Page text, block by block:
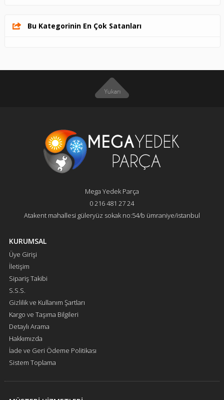
Bu Kategorinin En Çok Satanları
Mega Yedek Parça
0 216 481 27 24
Atakent mahallesi güleryüz sokak no:54/b ümraniye/istanbul
KURUMSAL
Üye Girişi
İletişim
Sipariş Takibi
S.S.S.
Gizlilik ve Kullanım Şartları
Kargo ve Taşıma Bilgileri
Detaylı Arama
Hakkımızda
İade ve Geri Ödeme Politikası
Sistem Toplama